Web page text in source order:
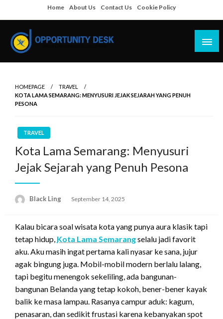
to
content
Home About Us Contact Us Cookie Policy
Empowering Your Path to Opportunities
HOMEPAGE
TRAVEL
KOTA LAMA SEMARANG: MENYUSURI JEJAK SEJARAH YANG PENUH
PESONA
TRAVEL
Kota Lama Semarang: Menyusuri
Jejak Sejarah yang Penuh Pesona
Black Ling
Posted
September 14, 2025
Kalau bicara soal wisata kota yang punya aura klasik tapi
tetap hidup, Kota Lama Semarangselalu jadi favorit
aku. Aku masih ingat pertama kali nyasar ke sana, jujur
agak bingung juga. Mobil-mobil modern berlalu lalang,
tapi begitu menengok sekeliling, ada bangunan-
bangunan Belanda yang tetap kokoh, bener-bener kayak
balik ke masa lampau. Rasanya campur aduk: kagum,
penasaran, dan sedikit frustasi karena kebanyakan spot